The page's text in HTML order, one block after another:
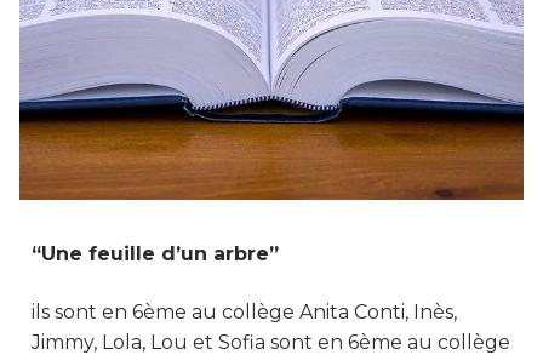
“Une feuille d’un arbre”
ils sont en 6ème au collège Anita Conti, Inès,
Jimmy, Lola, Lou et Sofia sont en 6ème au collège